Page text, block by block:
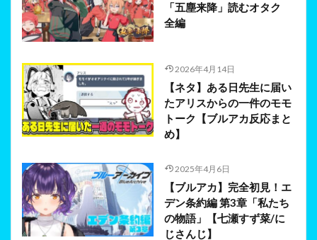
「五塵来降」読むオタク
全編
2026年4月14日
【ネタ】ある日先生に届い
たアリスからの一件のモモ
トーク【ブルアカ反応まと
め】
2025年4月6日
【ブルアカ】完全初見！エ
デン条約編 第3章「私たち
の物語」【七瀬すず菜/に
じさんじ】